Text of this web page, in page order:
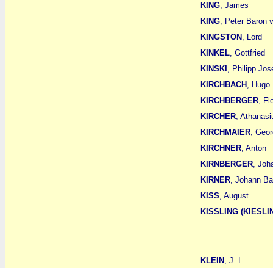
KING, James
KING, Peter Baron
KINGSTON , Lord
KINKEL, Gottfried
KINSKI , Philipp
KIRCHBACH , Hugo
KIRCHBERGER,
KIRCHER,
KIRCHMAIER,
KIRCHNER, Anton
KIRNBERGER,
KIRNER, Johann
KISS, August
KISSLING
KLEIN , J. L.